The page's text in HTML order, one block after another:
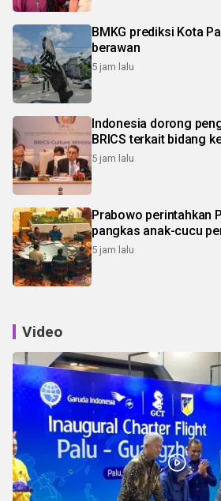
BMKG prediksi Kota
berawan
5 jam lalu
Indonesia dorong
BRICS terkait bidang
5 jam lalu
Prabowo perintahkan
pangkas anak-cucu
5 jam lalu
Video